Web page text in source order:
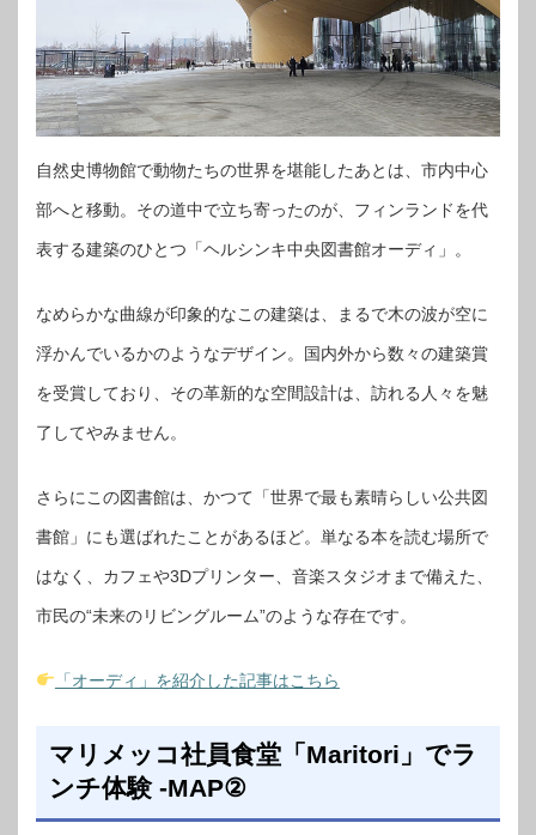
自然史博物館で動物たちの世界を堪能したあとは、市内中心
部へと移動。その道中で立ち寄ったのが、フィンランドを代
表する建築のひとつ「ヘルシンキ中央図書館オーディ」。
なめらかな曲線が印象的なこの建築は、まるで木の波が空に
浮かんでいるかのようなデザイン。国内外から数々の建築賞
を受賞しており、その革新的な空間設計は、訪れる人々を魅
了してやみません。
さらにこの図書館は、かつて「世界で最も素晴らしい公共図
書館」にも選ばれたことがあるほど。単なる本を読む場所で
はなく、カフェや3Dプリンター、音楽スタジオまで備えた、
市民の“未来のリビングルーム”のような存在です。
「オーディ」を紹介した記事はこちら
マリメッコ社員食堂「Maritori」でラ
ンチ体験 -MAP②